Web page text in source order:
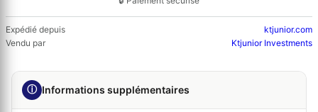
Expédié depuis
ktjunior.com
Vendu par
Ktjunior Investments
ⓘ Informations supplémentaires